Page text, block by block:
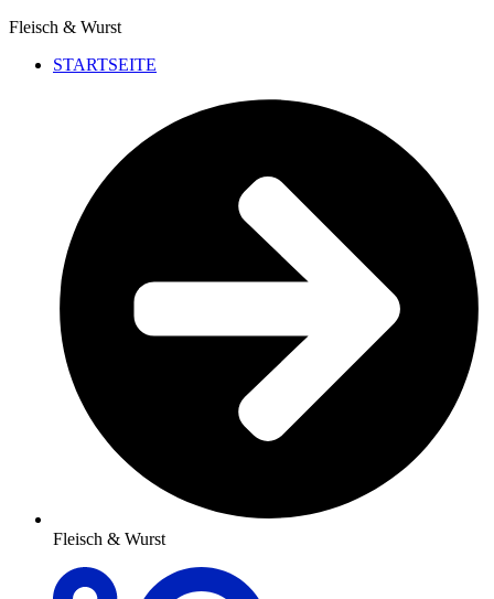
Fleisch & Wurst
STARTSEITE
Fleisch & Wurst